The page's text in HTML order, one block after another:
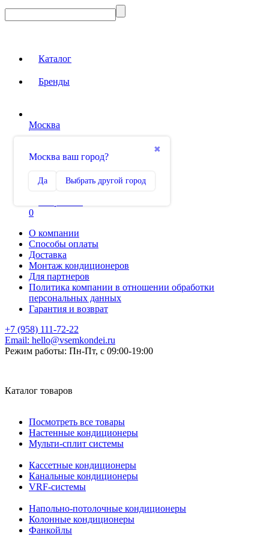
Каталог
Бренды
Москва
✖
Москва ваш город?
Да Выбрать другой город
Сравнение
0
О компании
Способы оплаты
Доставка
Монтаж кондиционеров
Для партнеров
Политика компании в отношении обработки
персональных данных
Гарантия и возврат
+7 (958) 111-72-22
Email: hello@vsemkondei.ru
Режим работы: Пн-Пт, с 09:00-19:00
Каталог товаров
Посмотреть все товары
Настенные кондиционеры
Мульти-сплит системы
Кассетные кондиционеры
Канальные кондиционеры
VRF-системы
Напольно-потолочные кондиционеры
Колонные кондиционеры
Фанкойлы